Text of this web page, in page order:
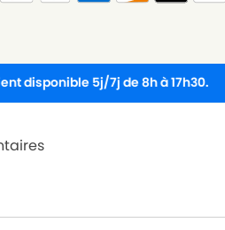
5j/7j de 8h à 17h30.